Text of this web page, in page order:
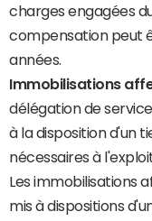
charges engagées
compensation peut
années.
Immobilisations
délégation de
à la disposition d'un
nécessaires à
Les immobilisations
mis à dispositions